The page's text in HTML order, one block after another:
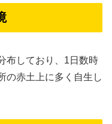
布しており、1日数時
の赤土上に多く自生し